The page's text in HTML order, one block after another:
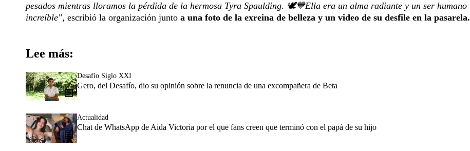
pesados mientras lloramos la pérdida de la hermosa Tyra Spaulding. 🕊️💙Ella era un alma radiante y un ser humano
increíble", escribió la organización junto a una foto de la exreina de belleza y un video de su desfile en la pasarela.
Lee más:
Desafío Siglo XXI
Gero, del Desafío, dio su opinión sobre la renuncia de una excompañera de Beta
Actualidad
Chat de WhatsApp de Aida Victoria por el que fans creen que terminó con el papá de su hijo